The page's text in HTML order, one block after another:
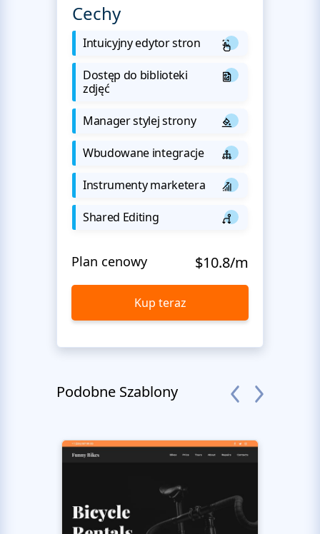
Cechy
Intuicyjny edytor stron
Dostęp do biblioteki
zdjęć
Manager stylej strony
Wbudowane integracje
Instrumenty marketera
Shared Editing
Plan cenowy $10.8/m
Kup teraz
Podobne Szablony